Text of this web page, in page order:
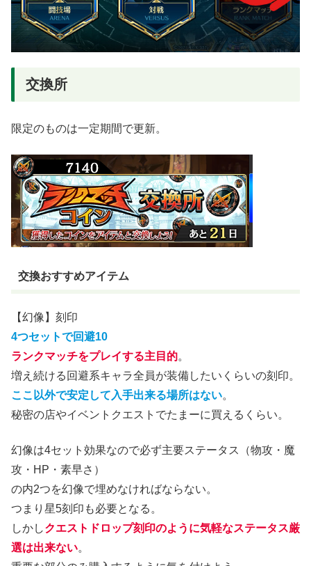
交換所
限定のものは一定期間で更新。
交換おすすめアイテム
【幻像】刻印
4つセットで回避10
ランクマッチをプレイする主目的。
増え続ける回避系キャラ全員が装備したいくらいの刻印。
ここ以外で安定して入手出来る場所はない。
秘密の店やイベントクエストでたまーに買えるくらい。
幻像は4セット効果なので必ず主要ステータス（物攻・魔
攻・HP・素早さ）
の内2つを幻像で埋めなければならない。
つまり星5刻印も必要となる。
しかしクエストドロップ刻印のように気軽なステータス厳
選は出来ない。